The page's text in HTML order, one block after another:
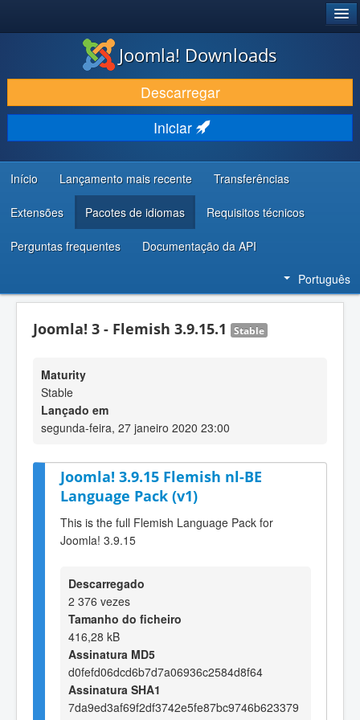
DESCARREGAR E EVOLUIR
DESCOBRIR E APRENDER
COMUNIDADE E SUPORTE
RECURSOS PARA PROGRAMADORES
Joomla! Downloads
Descarregar
Iniciar
Início Lançamento mais recente Transferências
Extensões Pacotes de idiomas Requisitos técnicos
Perguntas frequentes Documentação da API
Português
Joomla! 3 - Flemish 3.9.15.1 Stable
Maturity
Stable
Lançado em
segunda-feira, 27 janeiro 2020 23:00
Joomla! 3.9.15 Flemish nl-BE
Language Pack (v1)
This is the full Flemish Language Pack for
Joomla! 3.9.15
Descarregado
2 376 vezes
Tamanho do ficheiro
416,28 kB
Assinatura MD5
d0fefd06dcd6b7d7a06936c2584d8f64
Assinatura SHA1
7da9ed3af69f2df3742e5fe87bc9746b623379